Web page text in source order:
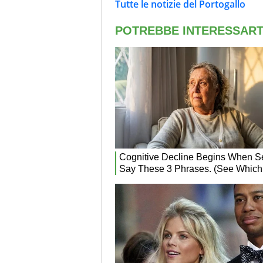
Tutte le notizie del Portogallo